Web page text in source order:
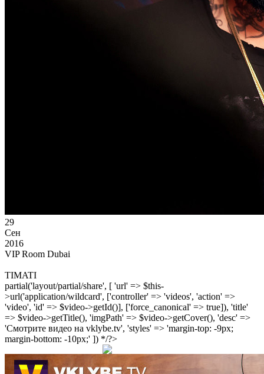
29
Сен
2016
VIP Room Dubai
TIMATI
partial('layout/partial/share', [ 'url' => $this-
>url('application/wildcard', ['controller' => 'videos', 'action' =>
'video', 'id' => $video->getId()], ['force_canonical' => true]), 'title'
=> $video->getTitle(), 'imgPath' => $video->getCover(), 'desc' =>
'Смотрите видео на vklybe.tv', 'styles' => 'margin-top: -9px;
margin-bottom: -10px;' ]) */?>